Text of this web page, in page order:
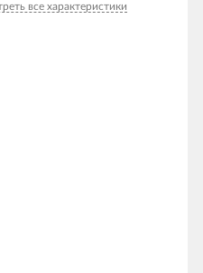
все характеристики